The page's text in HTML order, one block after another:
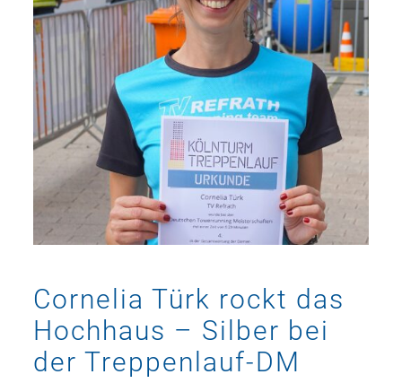
Cornelia Türk rockt das
Hochhaus – Silber bei
der Treppenlauf-DM